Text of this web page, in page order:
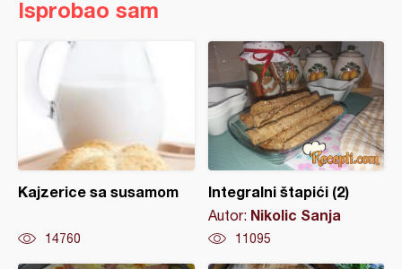
Isprobao sam
Kajzerice sa susamom
14760
Integralni štapići (2)
Autor: Nikolic Sanja
11095